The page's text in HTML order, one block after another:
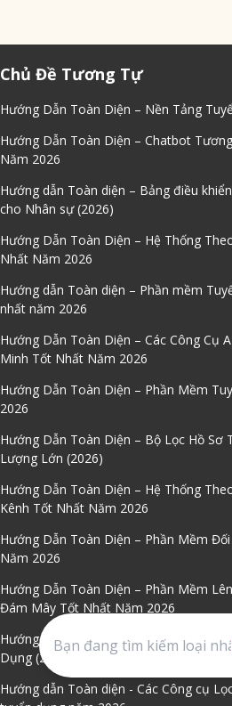
Chủ Đề Tương Tự
Hướng Dẫn Toàn Diện – Nền Tảng
Hướng Dẫn Toàn Diện – Chatbot
Năm 2026
Hướng dẫn Toàn diện – Bảng điều
cho Nhân sự (2026)
Hướng Dẫn Toàn Diện – Hệ Thống
Nhất Năm 2026
Hướng dẫn Toàn diện – Phần mềm
nhất năm 2026
Hướng Dẫn Toàn Diện – Các Công Cụ
Minh Tốt Nhất Năm 2026
Hướng Dẫn Toàn Diện – Phần Mềm
2026
Hướng Dẫn Toàn Diện – Bộ Lọc Hồ Sơ
Lượng Lớn (2026)
Hướng Dẫn Toàn Diện – Hệ Thống
Kênh Tốt Nhất Năm 2026
Hướng Dẫn Toàn Diện – Phần Mềm
Năm 2026
Hướng Dẫn Toàn Diện – Phần Mềm
Đám Mây Tốt Nhất Năm 2026
Hướng Dẫn Toàn Diện - Nền Tảng
Dụng (2026)
Hướng dẫn Toàn diện - Các Công cụ